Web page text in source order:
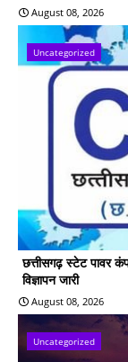
August 08, 2026
Uncategorized
छत्तीसगढ़ स्टेट पावर
विज्ञापन जारी
August 08, 2026
Uncategorized